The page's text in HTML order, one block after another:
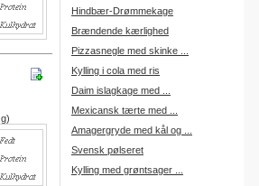
hvor i kan dele jeres erfaringer.
Log på med dine oplysninger fra
Madopskrifter.nu.
Gå til forum
Indkøbsliste på SMS
på SMS.
For at benytte SMS funktionen,
Hindbær-Drømmekage
Brændende kærlighed
Pizzasnegle med skinke ...
Kylling i cola med ris
Daim islagkage med ...
Mexicansk tærte med ...
Amagergryde med kål og ...
Svensk pølseret
Kylling med grøntsager ...